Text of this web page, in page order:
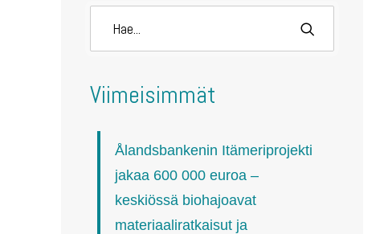
Viimeisimmät
Ålandsbankenin Itämeriprojekti
jakaa 600 000 euroa –
keskiössä biohajoavat
materiaaliratkaisut ja